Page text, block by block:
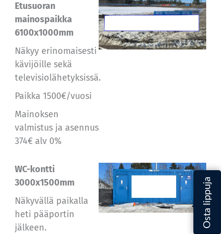
Etusuoran
mainospaikka
6100x1000mm
Näkyy erinomaisesti
kävijöille sekä
televisiolähetyksissä.
Paikka 1500€/vuosi
Mainoksen
valmistus ja asennus
374€ alv 0%
WC-kontti
3000x1500mm
Näkyvällä paikalla
heti pääportin
jälkeen.